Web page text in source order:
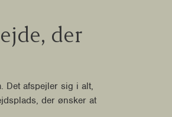
der
Det afspejler sig i alt,
der ønsker at